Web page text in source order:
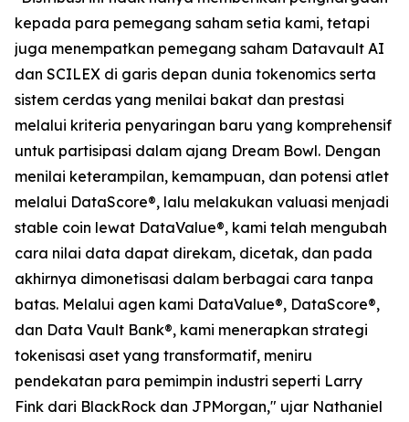
kepada para pemegang saham setia kami, tetapi
juga menempatkan pemegang saham Datavault AI
dan SCILEX di garis depan dunia tokenomics serta
sistem cerdas yang menilai bakat dan prestasi
melalui kriteria penyaringan baru yang komprehensif
untuk partisipasi dalam ajang Dream Bowl. Dengan
menilai keterampilan, kemampuan, dan potensi atlet
melalui DataScore®, lalu melakukan valuasi menjadi
stable coin lewat DataValue®, kami telah mengubah
cara nilai data dapat direkam, dicetak, dan pada
akhirnya dimonetisasi dalam berbagai cara tanpa
batas. Melalui agen kami DataValue®, DataScore®,
dan Data Vault Bank®, kami menerapkan strategi
tokenisasi aset yang transformatif, meniru
pendekatan para pemimpin industri seperti Larry
Fink dari BlackRock dan JPMorgan," ujar Nathaniel